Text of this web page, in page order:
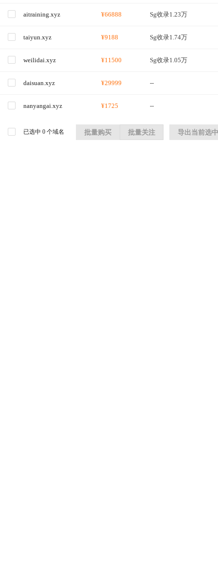
aitraining.xyz ¥66888 Sg收录1.23万
taiyun.xyz ¥9188 Sg收录1.74万
weilidai.xyz ¥11500 Sg收录1.05万
daisuan.xyz ¥29999 --
nanyangai.xyz ¥1725 --
已选中 0 个域名 批量购买 批量关注 导出当前选中